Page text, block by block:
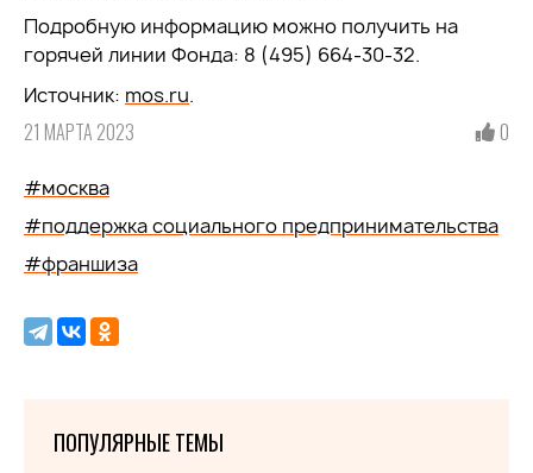
Подробную информацию можно получить на
горячей линии Фонда: 8 (495) 664-30-32.
Источник: mos.ru.
21 МАРТА 2023 0
#москва
#поддержка социального предпринимательства
#франшиза
ПОПУЛЯРНЫЕ ТЕМЫ